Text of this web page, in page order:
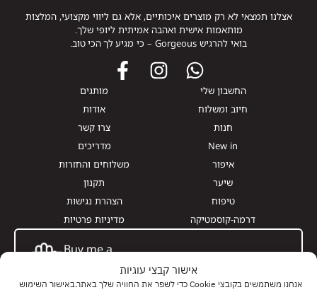
אישור קבצי עוגיות
אנחנו משתמשים בקובצי Cookie כדי לשפר את החוויה שלך באתר.באישור השימוש
Buy me a
Giftcard
אצלנו תמצאי לא רק מוצרים איכותיים, אלא גם ליווי מקצועי, המלצות
מותאמות אישית ואהבה אמיתית ליופי שלך.
בואי להרגיש Gorgeous – כי מגיע לך הכי טוב.
החשבון שלי
חיוב ומשלוח
חנות
New in
איפור
שיער
טיפוח
דרמה-קוסמטיקה
מותגים
אודות
צרו קשר
מדריכים
משלוחים והחזרות
תקנון
הצהרת נגישות
מדיניות פרטיות